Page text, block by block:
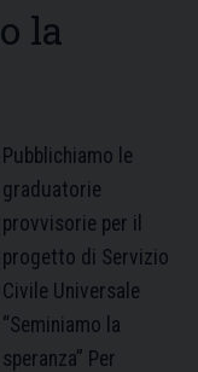
la
Pubblichiamo le
graduatorie
provvisorie per il
progetto di Servizio
Civile Universale
“Seminiamo la
speranza” Per